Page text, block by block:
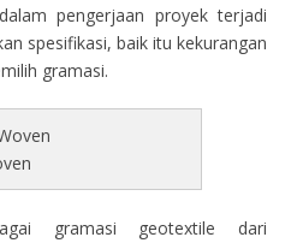
pengerjaan proyek terjadi
spesifikasi, baik itu kekurangan
gramasi.
gramasi geotextile dari